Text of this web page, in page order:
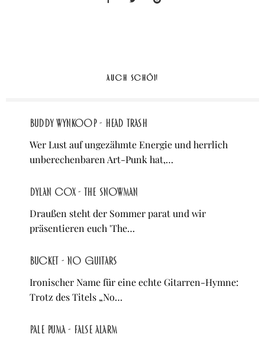
AUCH SCHÖN
Buddy Wynkoop - Head Trash
Wer Lust auf ungezähmte Energie und herrlich
unberechenbaren Art-Punk hat,…
Dylan Cox - The Snowman
Draußen steht der Sommer parat und wir
präsentieren euch 'The…
Bucket - No Guitars
Ironischer Name für eine echte Gitarren-Hymne:
Trotz des Titels „No…
Pale Puma - False Alarm